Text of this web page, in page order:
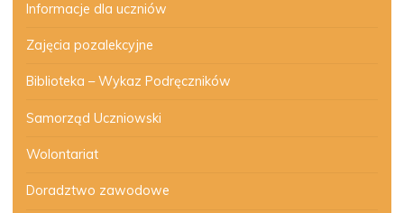
Informacje dla uczniów
Zajęcia pozalekcyjne
Biblioteka – Wykaz Podręczników
Samorząd Uczniowski
Wolontariat
Doradztwo zawodowe